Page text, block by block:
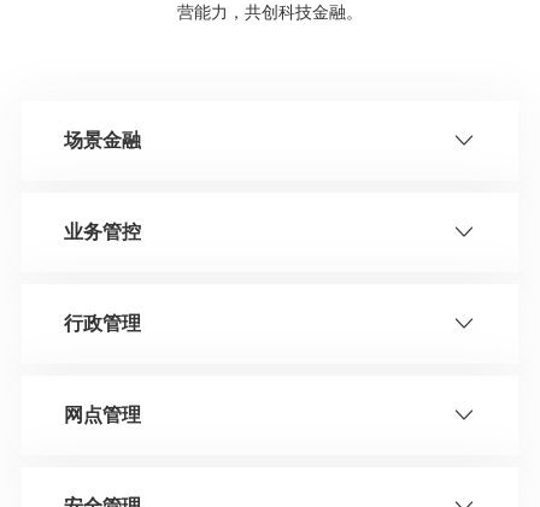
营能力，共创科技金融。
场景金融
业务管控
行政管理
网点管理